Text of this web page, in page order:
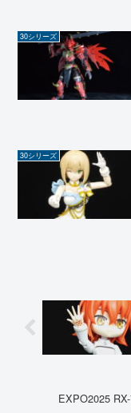
30シリーズ
30シリーズ
EXPO2025